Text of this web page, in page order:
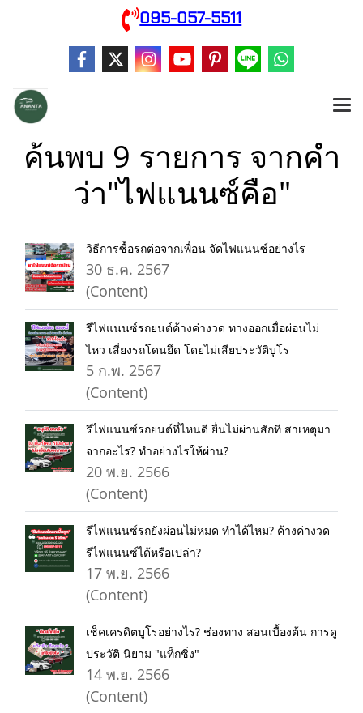
095-057-5511
ค้นพบ 9 รายการ จากคำ
ว่า"ไฟแนนซ์คือ"
วิธีการซื้อรถต่อจากเพื่อน จัดไฟแนนซ์อย่างไร
30 ธ.ค. 2567
(Content)
รีไฟแนนซ์รถยนต์ค้างค่างวด ทางออกเมื่อผ่อนไม่
ไหว เสี่ยงรถโดนยึด โดยไม่เสียประวัติบูโร
5 ก.พ. 2567
(Content)
รีไฟแนนซ์รถยนต์ที่ไหนดี ยื่นไม่ผ่านสักที สาเหตุมา
จากอะไร? ทำอย่างไรให้ผ่าน?
20 พ.ย. 2566
(Content)
รีไฟแนนซ์รถยังผ่อนไม่หมด ทำได้ไหม? ค้างค่างวด
รีไฟแนนซ์ได้หรือเปล่า?
17 พ.ย. 2566
(Content)
เช็คเครดิตบูโรอย่างไร? ช่องทาง สอนเบื้องต้น การดู
ประวัติ นิยาม "แท็กซิ่ง"
14 พ.ย. 2566
(Content)